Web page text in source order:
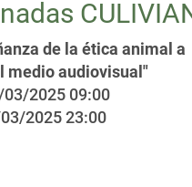
de la ética animal a
medio audiovisual"
03/2025 09:00
2025 23:00